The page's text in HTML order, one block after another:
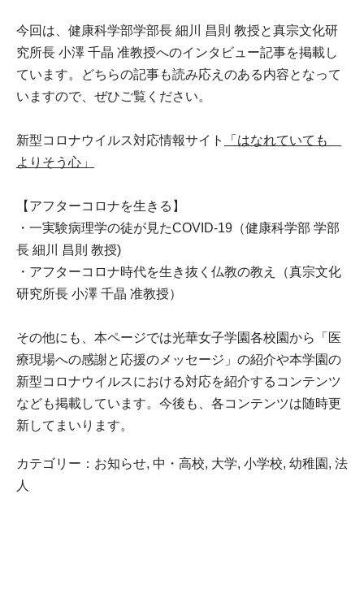
今回は、健康科学部学部長 細川 昌則 教授と真宗文化研
究所長 小澤 千晶 准教授へのインタビュー記事を掲載し
ています。どちらの記事も読み応えのある内容となって
いますので、ぜひご覧ください。
新型コロナウイルス対応情報サイト
「はなれていても
よりそう心」
【アフターコロナを生きる】
・一実験病理学の徒が見たCOVID-19（健康科学部 学部
長 細川 昌則 教授)
・アフターコロナ時代を生き抜く仏教の教え（真宗文化
研究所長 小澤 千晶 准教授）
その他にも、本ページでは光華女子学園各校園から「医
療現場への感謝と応援のメッセージ」の紹介や本学園の
新型コロナウイルスにおける対応を紹介するコンテンツ
なども掲載しています。今後も、各コンテンツは随時更
新してまいります。
カテゴリー： お知らせ, 中・高校, 大学, 小学校, 幼稚園 , 法
人